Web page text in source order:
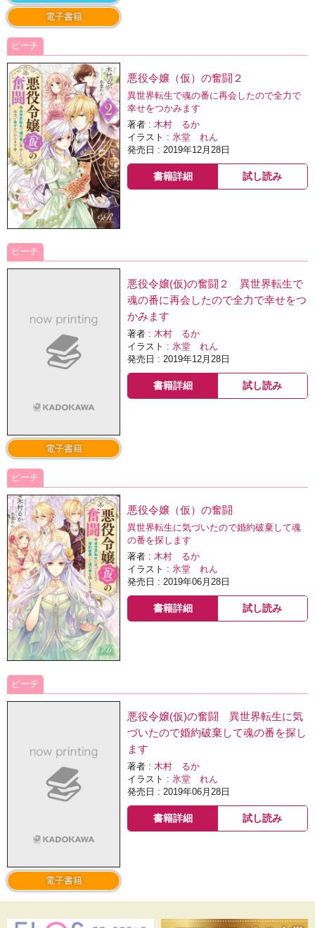
電子書籍
ピーチ
悪役令嬢（仮）の奮闘２
異世界転生で魂の番に再会したので全力で
幸せをつかみます
著者 :木村 るか
イラスト :氷堂 れん
発売日 : 2019年12月28日
書籍詳細 試し読み
ピーチ
電子書籍
悪役令嬢(仮)の奮闘２ 異世界転生で
魂の番に再会したので全力で幸せをつ
かみます
著者 :木村 るか
イラスト :氷堂 れん
発売日 : 2019年12月28日
書籍詳細 試し読み
ピーチ
悪役令嬢（仮）の奮闘
異世界転生に気づいたので婚約破棄して魂
の番を探します
著者 :木村 るか
イラスト :氷堂 れん
発売日 : 2019年06月28日
書籍詳細 試し読み
ピーチ
電子書籍
悪役令嬢(仮)の奮闘 異世界転生に気
づいたので婚約破棄して魂の番を探し
ます
著者 : 木村 るか
イラスト : 氷堂 れん
発売日 : 2019年06月28日
書籍詳細 試し読み